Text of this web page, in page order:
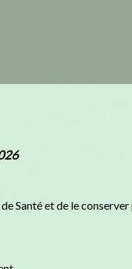
Santé et de le